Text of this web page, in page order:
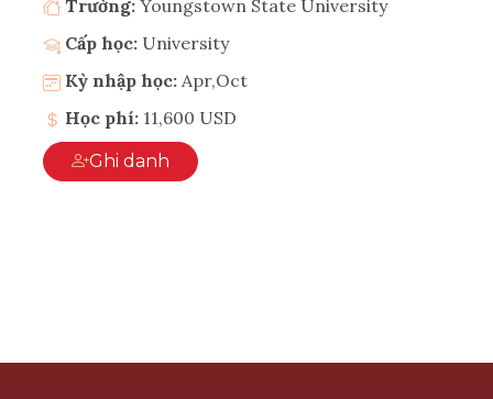
Trường: Youngstown State University
Cấp học: University
Kỳ nhập học: Apr,Oct
Học phí: 11,600 USD
Ghi danh